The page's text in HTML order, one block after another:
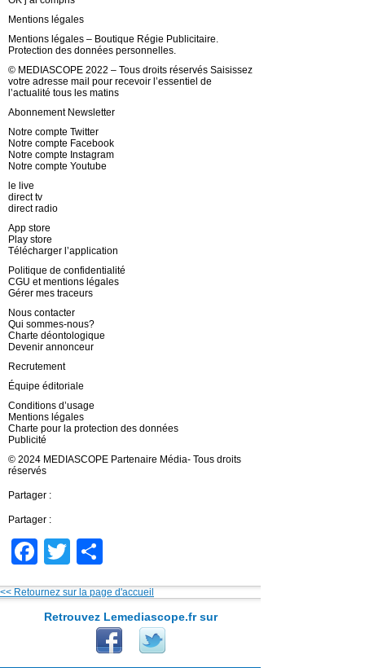
Mentions légales
Mentions légales – Boutique Régie Publicitaire.
Protection des données personnelles.
© MEDIASCOPE 2022 – Tous droits réservés Saisissez
votre adresse mail pour recevoir l’essentiel de
l’actualité tous les matins
Abonnement Newsletter
Notre compte Twitter
Notre compte Facebook
Notre compte Instagram
Notre compte Youtube
le live
direct tv
direct radio
App store
Play store
Télécharger l’application
Politique de confidentialité
CGU et mentions légales
Gérer mes traceurs
Nous contacter
Qui sommes-nous?
Charte déontologique
Devenir annonceur
Recrutement
Équipe éditoriale
Conditions d’usage
Mentions légales
Charte pour la protection des données
Publicité
© 2024 MEDIASCOPE Partenaire Média- Tous droits
réservés
Partager :
Partager :
Facebook
Twitter
<< Retournez sur la page d'accueil
Retrouvez Lemediascope.fr sur